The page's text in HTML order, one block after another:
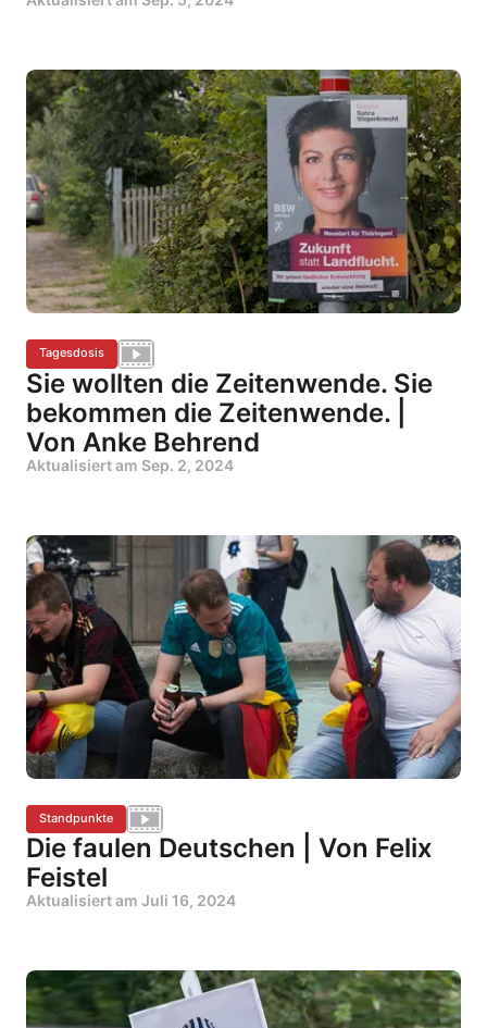
Tagesdosis
Sie wollten die Zeitenwende. Sie
bekommen die Zeitenwende. |
Von Anke Behrend
Aktualisiert am Sep. 2, 2024
Standpunkte
Die faulen Deutschen | Von Felix
Feistel
Aktualisiert am Juli 16, 2024